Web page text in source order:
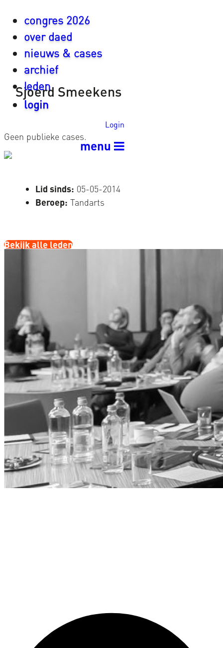
congres 2026
over daed
nieuws & cases
archief
leden
login
Login
menu
Sjoerd Smeekens
Geen publieke cases.
Lid sinds: 05-05-2014
Beroep: Tandarts
Bekijk alle leden